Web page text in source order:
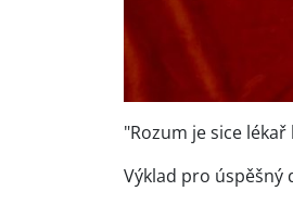
"Rozum je sice lékař
Výklad pro